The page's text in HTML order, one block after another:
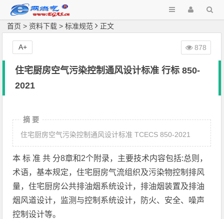
首页 >资料下载 >标准规范 正文
住宅厨房空气污染控制通风设计标准 行标 850-
2021
摘 要
住宅厨房空气污染控制通风设计标准 TCECS 850-2021
本 标 准 共 分8章和2个附录，主要技术内容包括:总则，
术语，基本规定，住宅厨房气流组织及污染物控制排风
量，住宅厨房公共排油烟系统设计，排油烟装置及排油
烟风道设计，监测与控制系统设计，防火、安全、噪声
控制设计等。
878
A+